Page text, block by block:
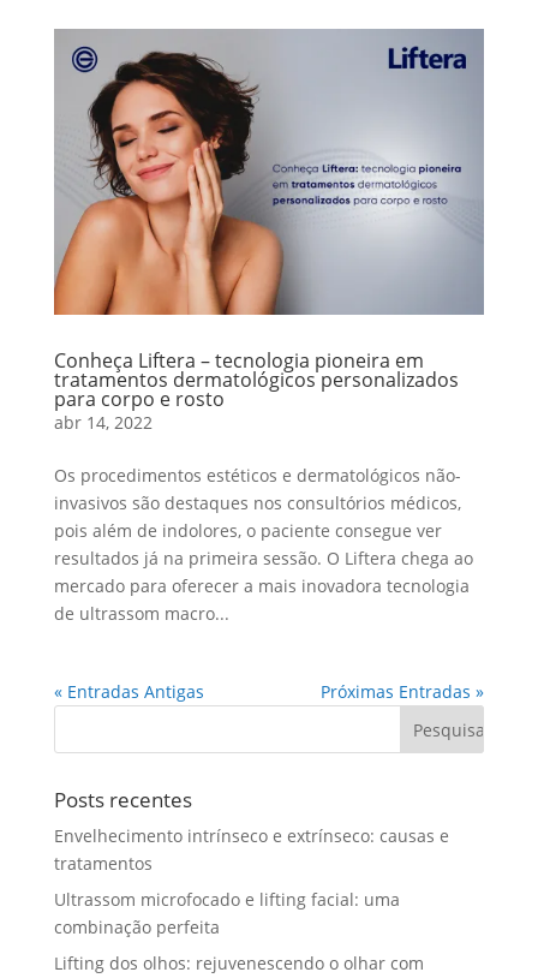
Conheça Liftera – tecnologia pioneira em
tratamentos dermatológicos personalizados
para corpo e rosto
abr 14, 2022
Os procedimentos estéticos e dermatológicos não-
invasivos são destaques nos consultórios médicos,
pois além de indolores, o paciente consegue ver
resultados já na primeira sessão. O Liftera chega ao
mercado para oferecer a mais inovadora tecnologia
de ultrassom macro...
« Entradas Antigas Próximas Entradas »
Posts recentes
Envelhecimento intrínseco e extrínseco: causas e
tratamentos
Ultrassom microfocado e lifting facial: uma
combinação perfeita
Lifting dos olhos: rejuvenescendo o olhar com